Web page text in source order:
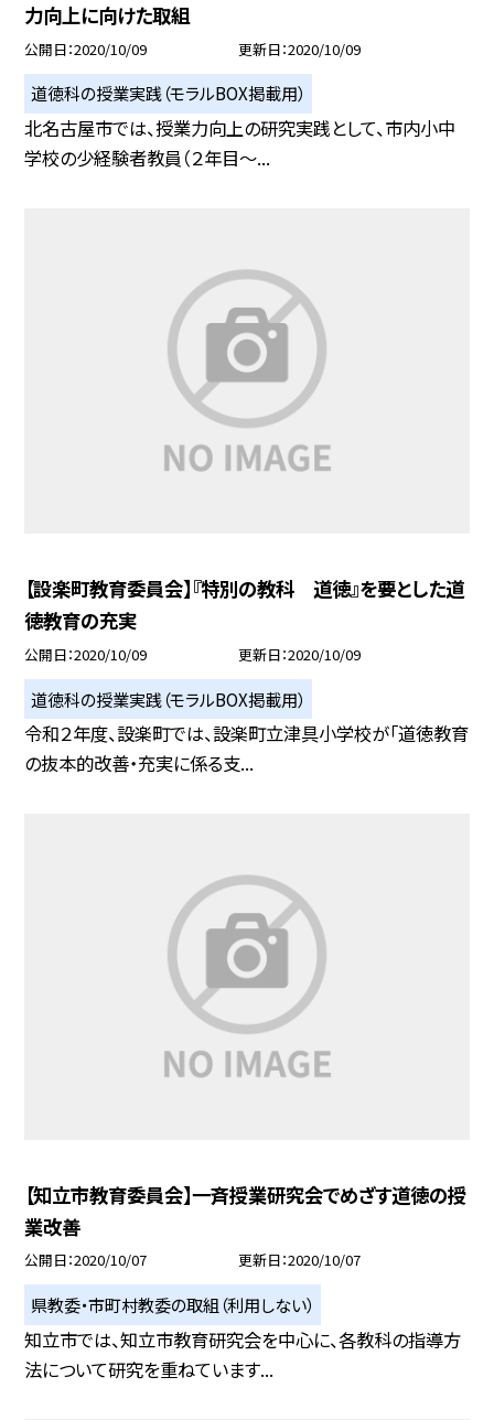
力向上に向けた取組
公開日 2020/10/09 更新日 2020/10/09
道徳科の授業実践（モラルBOX掲載用）
北名古屋市では、授業力向上の研究実践として、市内小中
学校の少経験者教員（２年目〜...
【設楽町教育委員会】『特別の教科 道徳』を要とした道
徳教育の充実
公開日 2020/10/09 更新日 2020/10/09
道徳科の授業実践（モラルBOX掲載用）
令和２年度、設楽町では、設楽町立津具小学校が「道徳教育
の抜本的改善・充実に係る支...
【知立市教育委員会】一斉授業研究会でめざす道徳の授
業改善
公開日 2020/10/07 更新日 2020/10/07
県教委・市町村教委の取組（利用しない）
知立市では、知立市教育研究会を中心に、各教科の指導方
法について研究を重ねています...